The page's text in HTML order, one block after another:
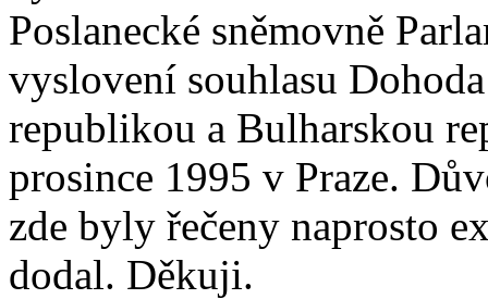
Poslanecké sněmovně
vyslovení souhlasu
republikou a Bulharskou
prosince 1995 v Praze.
zde byly řečeny naprosto
dodal. Děkuji.